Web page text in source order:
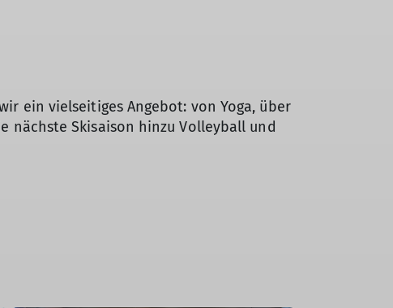
ein vielseitiges Angebot: von Yoga, über
nächste Skisaison hinzu Volleyball und